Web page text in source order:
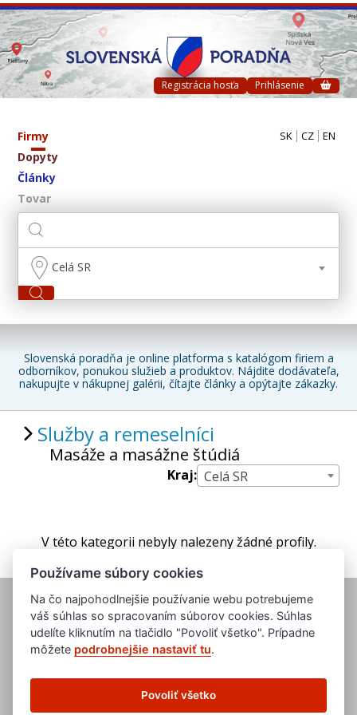
Registrácia hosťa Prihlásenie
Firmy
Dopyty
Články
Tovar
SK CZ EN
Celá SR
Slovenská poradňa je online platforma s katalógom firiem a
odborníkov, ponukou služieb a produktov. Nájdite dodávateľa,
nakupujte v nákupnej galérii, čítajte články a opýtajte zákazky.
Služby a remeselníci
Masáže a masážne štúdiá
Kraj: Celá SR
V této kategorii nebyly nalezeny žádné profily.
www.edb.cz
www.edb.eu
Používame súbory cookies
Na čo najpohodlnejšie používanie webu potrebujeme
váš súhlas so spracovaním súborov cookies. Súhlas
udelíte kliknutím na tlačidlo "Povoliť všetko". Prípadne
môžete podrobnejšie nastaviť tu.
Povoliť všetko